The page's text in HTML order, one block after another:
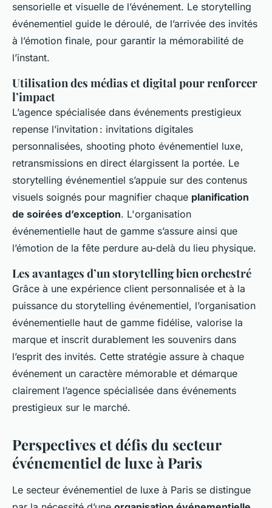
sensorielle et visuelle de l’événement. Le storytelling
événementiel guide le déroulé, de l’arrivée des invités
à l’émotion finale, pour garantir la mémorabilité de
l’instant.
Utilisation des médias et digital pour renforcer
l’impact
L’agence spécialisée dans événements prestigieux
repense l’invitation : invitations digitales
personnalisées, shooting photo événementiel luxe,
retransmissions en direct élargissent la portée. Le
storytelling événementiel s’appuie sur des contenus
visuels soignés pour magnifier chaque planification
de soirées d’exception. L'organisation
événementielle haut de gamme s’assure ainsi que
l’émotion de la fête perdure au-delà du lieu physique.
Les avantages d’un storytelling bien orchestré
Grâce à une expérience client personnalisée et à la
puissance du storytelling événementiel, l’organisation
événementielle haut de gamme fidélise, valorise la
marque et inscrit durablement les souvenirs dans
l’esprit des invités. Cette stratégie assure à chaque
événement un caractère mémorable et démarque
clairement l’agence spécialisée dans événements
prestigieux sur le marché.
Perspectives et défis du secteur
événementiel de luxe à Paris
Le secteur événementiel de luxe à Paris se distingue